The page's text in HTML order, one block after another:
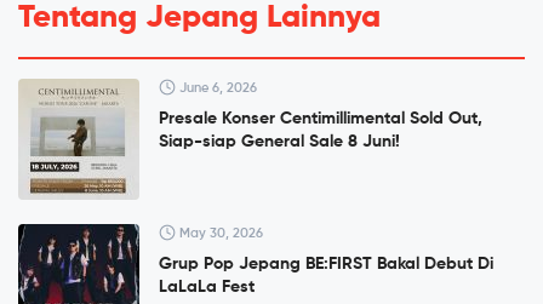
Tentang Jepang Lainnya
June 6, 2026
Presale Konser Centimillimental Sold Out,
Siap-siap General Sale 8 Juni!
May 30, 2026
Grup Pop Jepang BE:FIRST Bakal Debut Di
LaLaLa Fest